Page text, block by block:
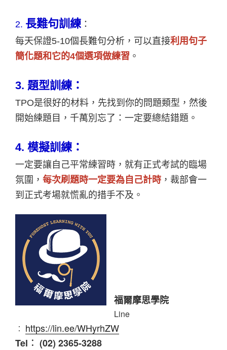
2. 長難句訓練 ：
每天保證5-10個長難句分析，可以直接利用句子
簡化題和它的4個選項做練習 。
3. 題型訓練：
TPO是很好的材料，先找到你的問題類型，然後
開始練題目，千萬別忘了：一定要總結錯題。
4. 模擬訓練：
一定要讓自己平常練習時，就有正式考試的臨場
氛圍， 每次刷題時一定要為自己計時 ，裁部會一
到正式考場就慌亂的措手不及。
福爾摩思學院
Line
︰ https://lin.ee/WHyrhZW
Tel︰ (02) 2365-3288